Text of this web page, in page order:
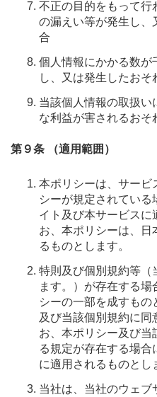
不正の目的をもって行
の漏えい等が発生し、
合
個人情報にかかる数が
し、又は発生したおそ
当該個人情報の取扱い
な利益が害されるおそ
第９条 （適用範囲）
本ポリシーは、サービ
シーが規定されてい
イト及び本サービスに
お、本ポリシーは、日
るものとします。
特則及び個別規約等（
ます。）が存在する場
シーの一部を成すも
及び当該個別規約に
お、本ポリシー及び当
る規定が存在する場
に適用されるものとし
当社は、当社のウェブ